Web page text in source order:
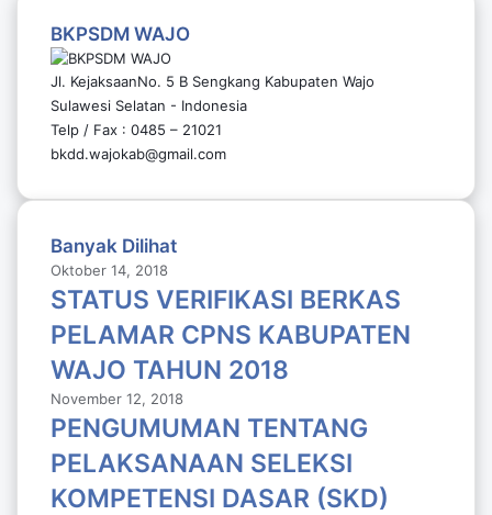
BKPSDM WAJO
Jl. KejaksaanNo. 5 B Sengkang Kabupaten Wajo
Sulawesi Selatan - Indonesia
Telp / Fax : 0485 – 21021
bkdd.wajokab@gmail.com
Banyak Dilihat
Oktober 14, 2018
STATUS VERIFIKASI BERKAS
PELAMAR CPNS KABUPATEN
WAJO TAHUN 2018
November 12, 2018
PENGUMUMAN TENTANG
PELAKSANAAN SELEKSI
KOMPETENSI DASAR (SKD)